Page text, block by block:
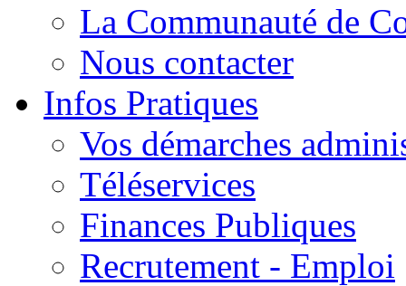
La Communauté de
Nous contacter
Infos Pratiques
Vos démarches
Téléservices
Finances Publiques
Recrutement - Emploi